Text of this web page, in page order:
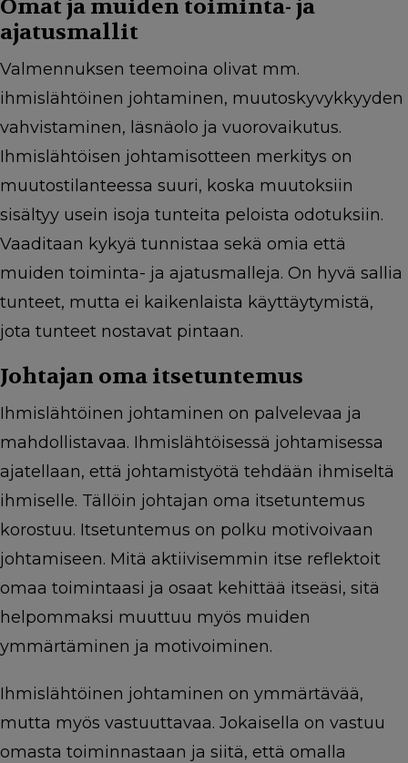
Omat ja muiden toiminta- ja
ajatusmallit
Valmennuksen teemoina olivat mm.
ihmislähtöinen johtaminen, muutoskyvykkyyden
vahvistaminen, läsnäolo ja vuorovaikutus.
Ihmislähtöisen johtamisotteen merkitys on
muutostilanteessa suuri, koska muutoksiin
sisältyy usein isoja tunteita peloista odotuksiin.
Vaaditaan kykyä tunnistaa sekä omia että
muiden toiminta- ja ajatusmalleja. On hyvä sallia
tunteet, mutta ei kaikenlaista käyttäytymistä,
jota tunteet nostavat pintaan.
Johtajan oma itsetuntemus
Ihmislähtöinen johtaminen on palvelevaa ja
mahdollistavaa. Ihmislähtöisessä johtamisessa
ajatellaan, että johtamistyötä tehdään ihmiseltä
ihmiselle. Tällöin johtajan oma itsetuntemus
korostuu. Itsetuntemus on polku motivoivaan
johtamiseen. Mitä aktiivisemmin itse reflektoit
omaa toimintaasi ja osaat kehittää itseäsi, sitä
helpommaksi muuttuu myös muiden
ymmärtäminen ja motivoiminen.
Ihmislähtöinen johtaminen on ymmärtävää,
mutta myös vastuuttavaa. Jokaisella on vastuu
omasta toiminnastaan ja siitä, että omalla